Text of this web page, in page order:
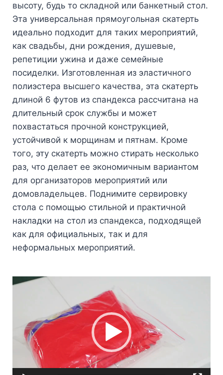
высоту, будь то складной или банкетный стол.
Эта универсальная прямоугольная скатерть
идеально подходит для таких мероприятий,
как свадьбы, дни рождения, душевые,
репетиции ужина и даже семейные
посиделки. Изготовленная из эластичного
полиэстера высшего качества, эта скатерть
длиной 6 футов из спандекса рассчитана на
длительный срок службы и может
похвастаться прочной конструкцией,
устойчивой к морщинам и пятнам. Кроме
того, эту скатерть можно стирать несколько
раз, что делает ее экономичным вариантом
для организаторов мероприятий или
домовладельцев. Поднимите сервировку
стола с помощью стильной и практичной
накладки на стол из спандекса, подходящей
как для официальных, так и для
неформальных мероприятий.
Видеоплеер